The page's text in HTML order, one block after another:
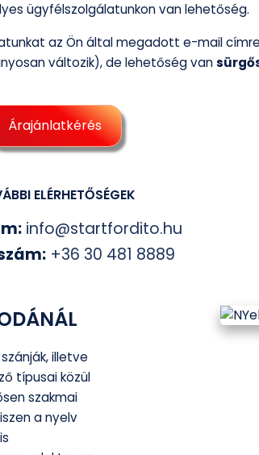
ügyfélszolgálatunkon van lehetőség.
az Ön által megadott e-mail
változik), de lehetőség van
Árajánlatkérés
ELÉRHETŐSÉGEK
info@startfordito.hu
+36 30 481 8889
illetve
típusai közül
szakmai
a nyelv